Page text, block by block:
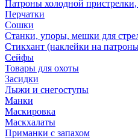
Патроны холодной
Перчатки
Сошки
Станки, упоры, мешки для
Стикхант (наклейки на
Сейфы
Товары для охоты
Засидки
Лыжи и снегоступы
Манки
Маскировка
Маскхалаты
Приманки с запахом